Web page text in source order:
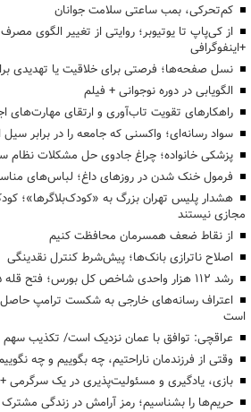
کم‌تحرکی، بمب ساعتی سلامت جوانان
از کی‌پاپ تا یوتیوبر؛ روایتی از تغییر الگوی
+اینفوگرافی
نسل صفحه‌ها؛ فرصتی برای خلاقیت یا تهدیدی
الگویابی در دوره نوجوانی + فیلم
راهکارهای تقویت تاب‌آوری و ارتقای مهارت‌های
سواد رسانه‌ای؛ واکسنی که جامعه را در برابر
پزشکی خانواده؛ چراغ جادوی حل مشکلات نظام
فرمول خنک شدن در روزهای داغ؛ لباس‌های
هشدار پلیس تهران بزرگ به «کودک‌بلاگرها»؛
مجازی نیستند
از نقاط ضعف همسرمان محافظت کنیم
اصلاح ناترازی بانک‌ها؛ پیش‌شرط کنترل نقدینگی
رشد ۱۱۲ هزار واحدی شاخص کل بورس؛ فتح قله ۵.۵ میلیون واحدی
اعتراف رسانه‌های خارجی به شکست ترامپ
است
عراقچی: توافق با عمان نزدیک است/ تکذیب سهم ۱۱ درصدی ایران از خزر
وقتی از فرزندمان ناراحتیم، چه بگوییم و چه
بازی، یادگیری و مسئولیت‌پذیری در یک سرگرمی
حریم‌ها را بشناسیم؛ رمز آرامش در زندگی مشترک